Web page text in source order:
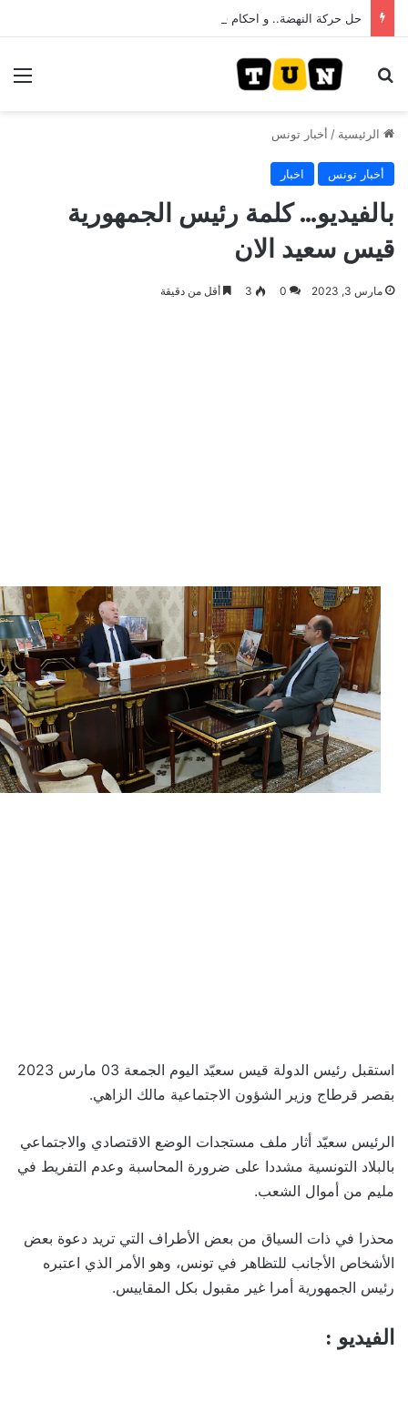
بحث عن
الرئيسية / أخبار تونس
أخبار تونس اخبار
بالفيديو… كلمة رئيس الجمهورية
قيس سعيد الان
مارس 3, 2023 0
3 أقل من دقيقة
استقبل رئيس الدولة قيس سعيّد اليوم الجمعة 03 مارس 2023
بقصر قرطاج وزير الشؤون الاجتماعية مالك الزاهي.
الرئيس سعيّد أثار ملف مستجدات الوضع الاقتصادي والاجتماعي
بالبلاد التونسية مشددا على ضرورة المحاسبة وعدم التفريط في
مليم من أموال الشعب.
محذرا في ذات السياق من بعض الأطراف التي تريد دعوة بعض
الأشخاص الأجانب للتظاهر في تونس، وهو الأمر الذي اعتبره
رئيس الجمهورية أمرا غير مقبول بكل المقاييس.
الفيديو :